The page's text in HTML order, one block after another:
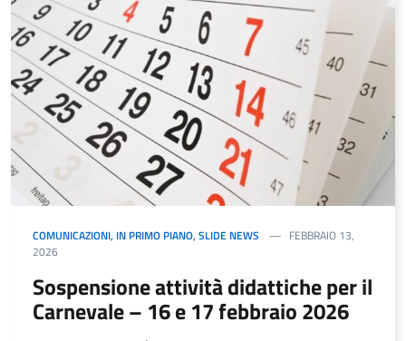
COMUNICAZIONI, IN PRIMO PIANO, SLIDE NEWS
FEBBRAIO 13,
2026
Sospensione attività didattiche per il
Carnevale – 16 e 17 febbraio 2026